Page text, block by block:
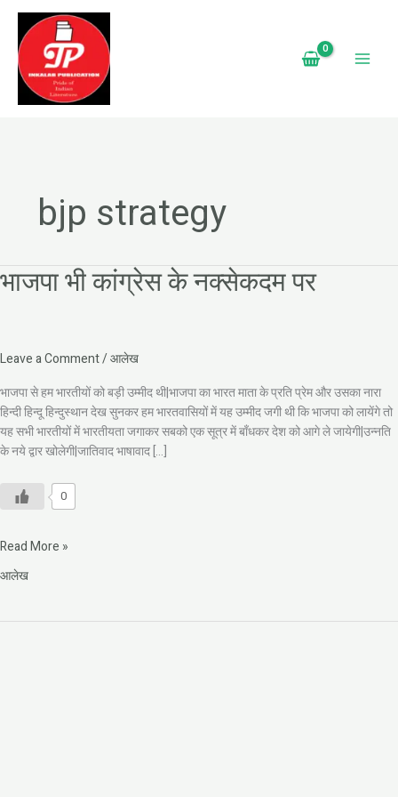
Skip
content
bjp strategy
भाजपा भी कांग्रेस के नक्सेकदम पर
Leave a Comment/आलेख
भाजपा से हम भारतीयों को बड़ी उम्मीद थी|भाजपा का भारत माता के प्रति प्रेम और उसका नारा
हिन्दी हिन्दू हिन्दुस्थान देख सुनकर हम भारतवासियों में यह उम्मीद जगी थी कि भाजपा को लायेंगे तो
यह सभी भारतीयों में भारतीयता जगाकर सबको एक सूत्र में बाँधकर देश को आगे ले जायेगी|उन्नति
के नये द्वार खोलेगी|जातिवाद भाषावाद […]
0
भाजपा
नक्सेकदम
Read More »
आलेख